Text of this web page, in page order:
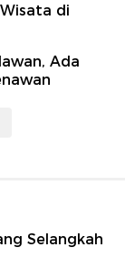
di
Ada
Selangkah